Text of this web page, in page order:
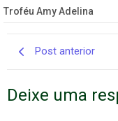
Troféu Amy Adelina
Post anterior
Deixe uma